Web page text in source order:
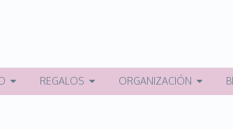
REGALOS ORGANIZACIÓN